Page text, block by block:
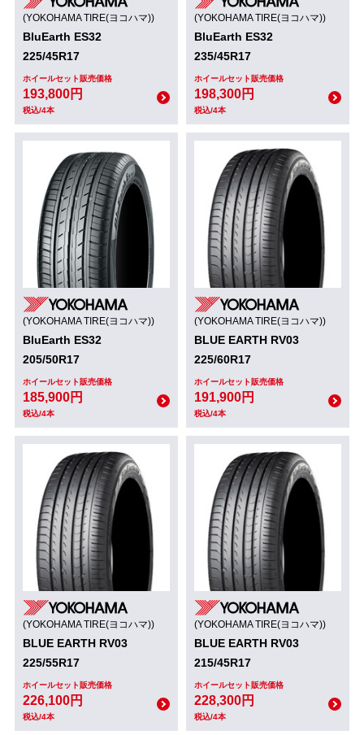
(YOKOHAMA TIRE(ヨコハマ))
BluEarth ES32
225/45R17
ホイールセット販売価格
193,800円
税込/4本
(YOKOHAMA TIRE(ヨコハマ))
BluEarth ES32
235/45R17
ホイールセット販売価格
198,300円
税込/4本
(YOKOHAMA TIRE(ヨコハマ))
BluEarth ES32
205/50R17
ホイールセット販売価格
185,900円
税込/4本
(YOKOHAMA TIRE(ヨコハマ))
BLUE EARTH RV03
225/60R17
ホイールセット販売価格
191,900円
税込/4本
(YOKOHAMA TIRE(ヨコハマ))
BLUE EARTH RV03
225/55R17
ホイールセット販売価格
226,100円
税込/4本
(YOKOHAMA TIRE(ヨコハマ))
BLUE EARTH RV03
215/45R17
ホイールセット販売価格
228,300円
税込/4本